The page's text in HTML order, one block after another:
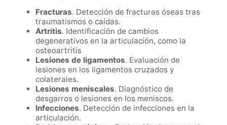
Fracturas. Detección de fracturas óseas tras
traumatismos o caídas.
Artritis. Identificación de cambios
degenerativos en la articulación, como la
osteoartritis
Lesiones de ligamentos. Evaluación de
lesiones en los ligamentos cruzados y
colaterales.
Lesiones meniscales. Diagnóstico de
desgarros o lesiones en los meniscos.
Infecciones. Detección de infecciones en la
articulación.